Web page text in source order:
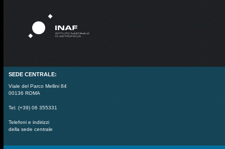
SEDE CENTRALE:
Viale del Parco Mellini 84
00136 ROMA
Tel. (+39) 06 355331
Telefoni e indirizzi
della sede centrale